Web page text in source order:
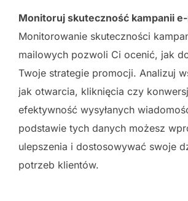
Monitoruj skuteczność kampanii
Monitorowanie skuteczności
mailowych pozwoli Ci ocenić, jak
Twoje strategie promocji. Analizuj
jak otwarcia, kliknięcia czy
efektywność wysyłanych
podstawie tych danych możesz
ulepszenia i dostosowywać swoje
potrzeb klientów.